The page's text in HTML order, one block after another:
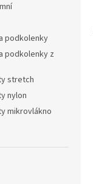
podkolenky
podkolenky z
stretch
nylon
mikrovlákno